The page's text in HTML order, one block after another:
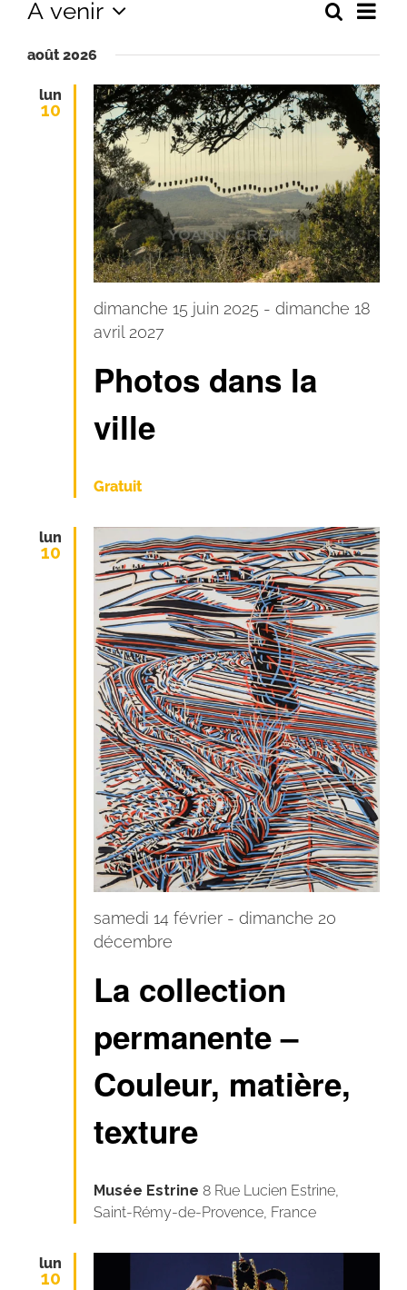
Évènements
et
de
vues
vues
Liste
À venir
une
date.
août 2026
lun
10
Photos dans la
ville
dimanche 15 juin 2025 -dimanche 18
avril 2027
Gratuit
lun
10
La collection
permanente –
Couleur, matière,
texture
samedi 14 février -dimanche 20
décembre
Musée Estrine 8 Rue Lucien Estrine,
Saint-Rémy-de-Provence, France
lun
10